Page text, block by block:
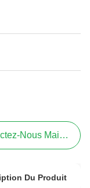
Nous Maintenant
Du Produit